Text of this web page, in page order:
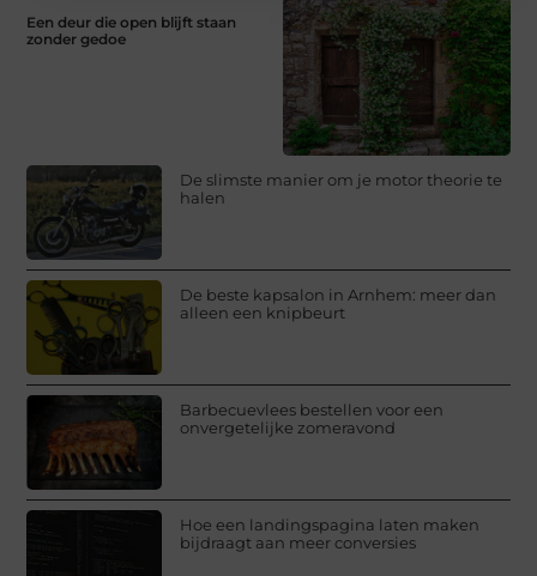
Een deur die open blijft staan
zonder gedoe
De slimste manier om je motor theorie te
halen
De beste kapsalon in Arnhem: meer dan
alleen een knipbeurt
Barbecuevlees bestellen voor een
onvergetelijke zomeravond
Hoe een landingspagina laten maken
bijdraagt aan meer conversies